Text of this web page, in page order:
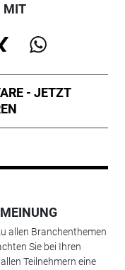
MIT
- JETZT
allen Branchenthemen
Sie bei Ihren
Teilnehmern eine